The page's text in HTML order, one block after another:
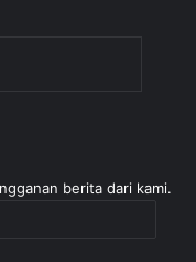
berita dari kami.